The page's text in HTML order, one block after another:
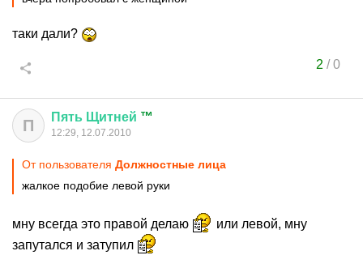
таки дали?
2 /0
П Пять Щитней ™
12:29, 12.07.2010
От пользователя Должностные лица
жалкое подобие левой руки
мну всегда это правой делаю
или левой, мну
запутался и затупил